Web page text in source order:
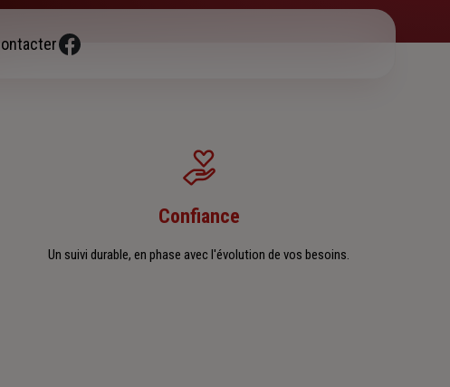
Confiance
Un suivi durable, en phase avec l'évolution de vos besoins.